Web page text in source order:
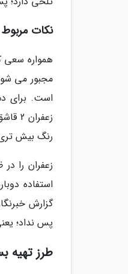
نکات مربوط
همواره سعی
مجبور می
رنگ بیش
زعفران را
استفاده
گزارش
پس نداد؛
طرز تهیه